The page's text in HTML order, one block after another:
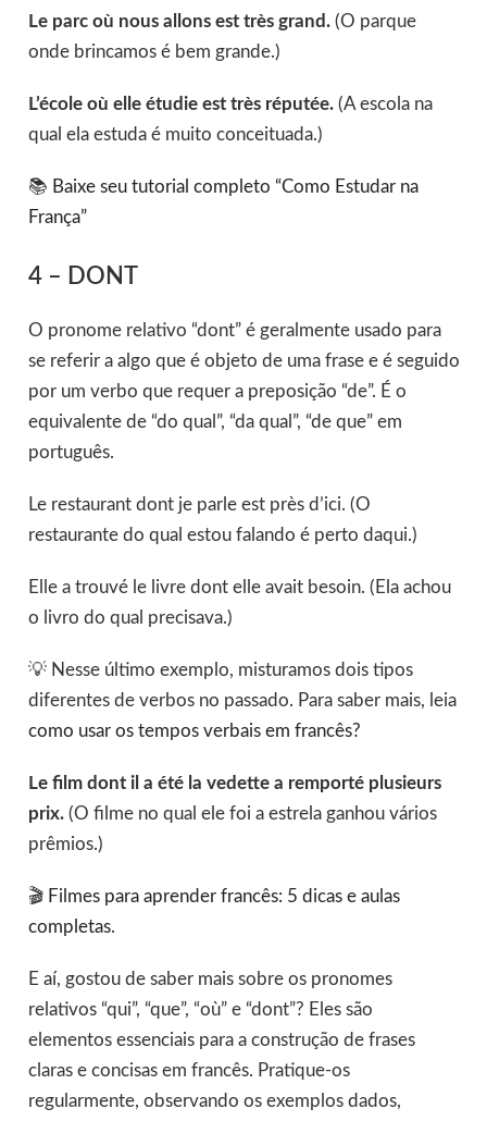
Le parc où nous allons est très grand. (O parque
onde brincamos é bem grande.)
L’école où elle étudie est très réputée.(A escola na
qual ela estuda é muito conceituada.)
📚 Baixe seu tutorial completo “Como Estudar na
França”
4 – DONT
O pronome relativo “dont” é geralmente usado para
se referir a algo que é objeto de uma frase e é seguido
por um verbo que requer a preposição “de”. É o
equivalente de “do qual”, “da qual”, “de que” em
português.
Le restaurant dont je parle est près d’ici. (O
restaurante do qual estou falando é perto daqui.)
Elle a trouvé le livre dont elle avait besoin. (Ela achou
o livro do qual precisava.)
💡 Nesse último exemplo, misturamos dois tipos
diferentes de verbos no passado. Para saber mais, leia
como usar os tempos verbais em francês?
Le film dont il a été la vedette a remporté plusieurs
prix.(O filme no qual ele foi a estrela ganhou vários
prêmios.)
🎬 Filmes para aprender francês: 5 dicas e aulas
completas.
E aí, gostou de saber mais sobre os pronomes
relativos “qui”, “que”, “où” e “dont”? Eles são
elementos essenciais para a construção de frases
claras e concisas em francês. Pratique-os
regularmente, observando os exemplos dados,